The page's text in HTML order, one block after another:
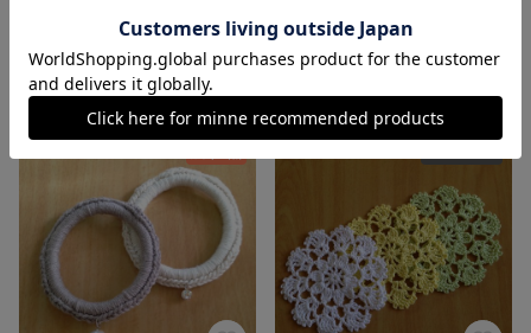
トナカイ柄のiPhoneセーター
1,000円
くるみヘアゴム2個セット
500円